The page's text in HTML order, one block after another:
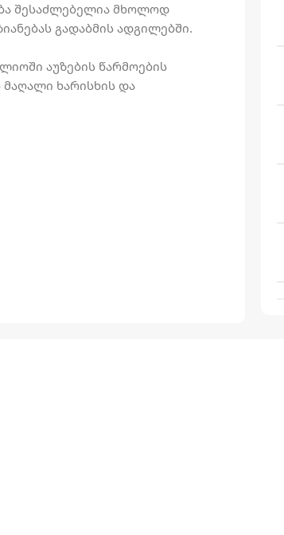
შესაძლებელია მხოლოდ
გადაბმის ადგილებში.
აუზების წარმოების
ხარისხის და